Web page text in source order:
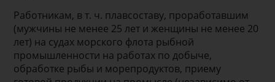
Работникам, в т. ч. плавсоставу, проработавшим
(мужчины не менее 25 лет и женщины не менее 20
лет) на судах морского флота рыбной
промышленности на работах по добыче,
обработке рыбы и морепродуктов, приему